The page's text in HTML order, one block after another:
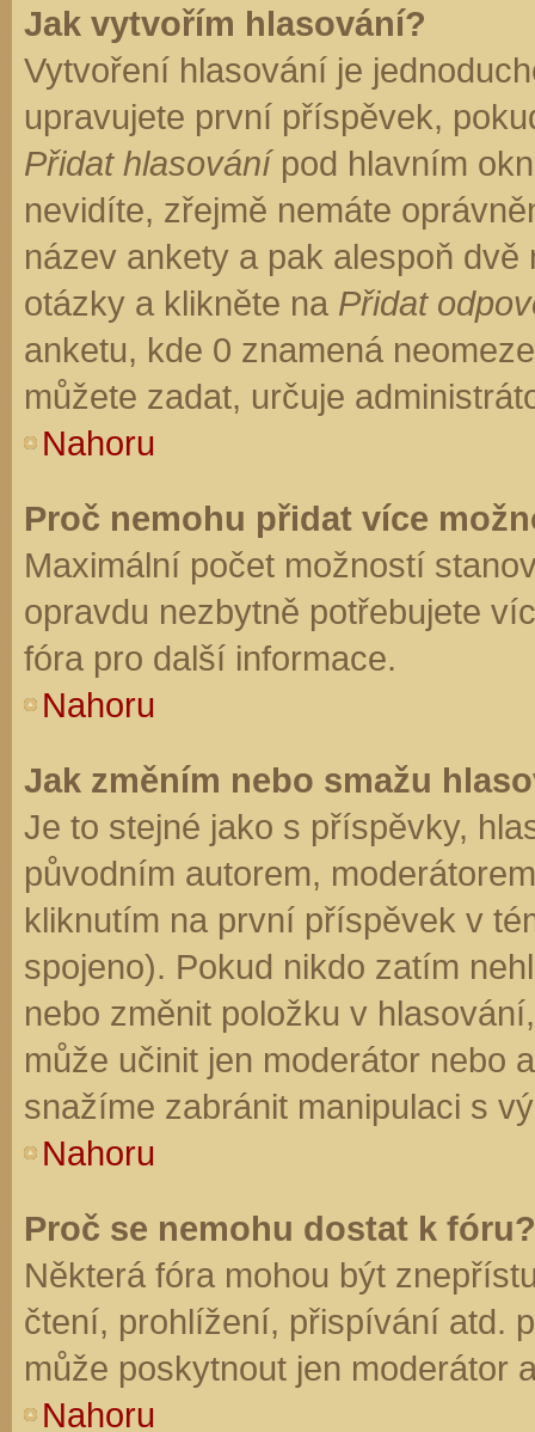
Jak vytvořím hlasování?
Vytvoření hlasování je
upravujete první příspěvek,
Přidat hlasovánípod hlavním
nevidíte, zřejmě nemáte
název ankety a pak alespoň
otázky a klikněte na Přidat
anketu, kde 0 znamená
můžete zadat, určuje
Nahoru
Proč nemohu přidat více
Maximální počet možností
opravdu nezbytně potřebujete
fóra pro další informace.
Nahoru
Jak změním nebo smažu
Je to stejné jako s příspěvky,
původním autorem,
kliknutím na první příspěvek v
spojeno). Pokud nikdo zatím
nebo změnit položku v
může učinit jen moderátor nebo
snažíme zabránit manipulaci s
Nahoru
Proč se nemohu dostat k fóru?
Některá fóra mohou být
čtení, prohlížení, přispívání atd.
může poskytnout jen moderátor
Nahoru